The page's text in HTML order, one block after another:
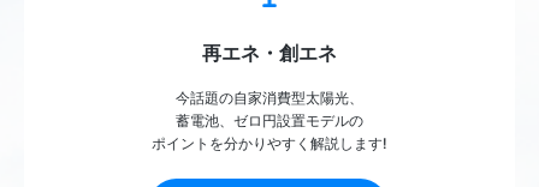
再エネ・創エネ
今話題の自家消費型太陽光、
蓄電池、ゼロ円設置モデルの
ポイントを分かりやすく解説します!